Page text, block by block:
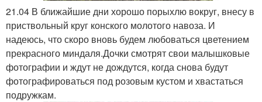
21.04 В ближайшие дни хорошо порыхлю вокруг, внесу в
приствольный круг конского молотого навоза. И
надеюсь, что скоро вновь будем любоваться цветением
прекрасного миндаля.Дочки смотрят свои малышковые
фотографии и ждут не дождутся, когда снова будут
фотографироваться под розовым кустом и хвастаться
подружкам.